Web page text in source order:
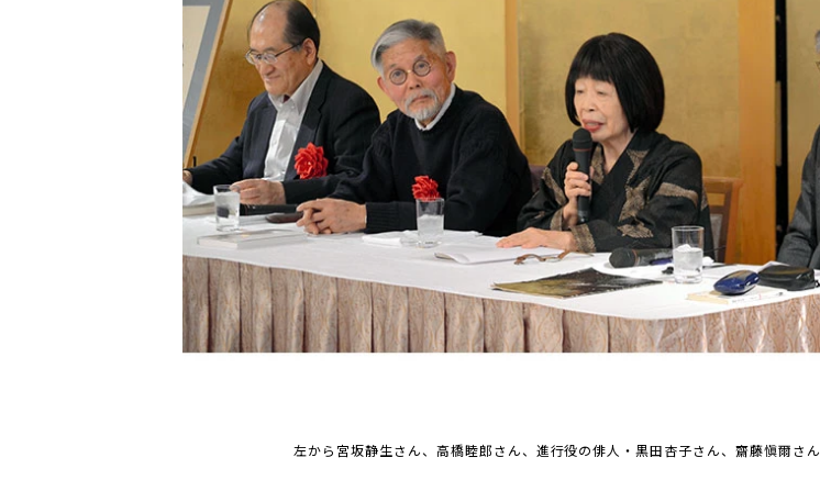
左から宮坂静生さん、高橋睦郎さん、進行役の俳人・黒田杏子さん、齋藤愼爾さん